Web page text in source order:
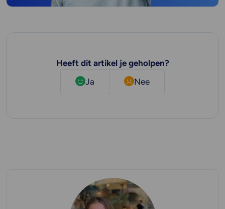
Heeft dit artikel je geholpen?
Ja
Nee